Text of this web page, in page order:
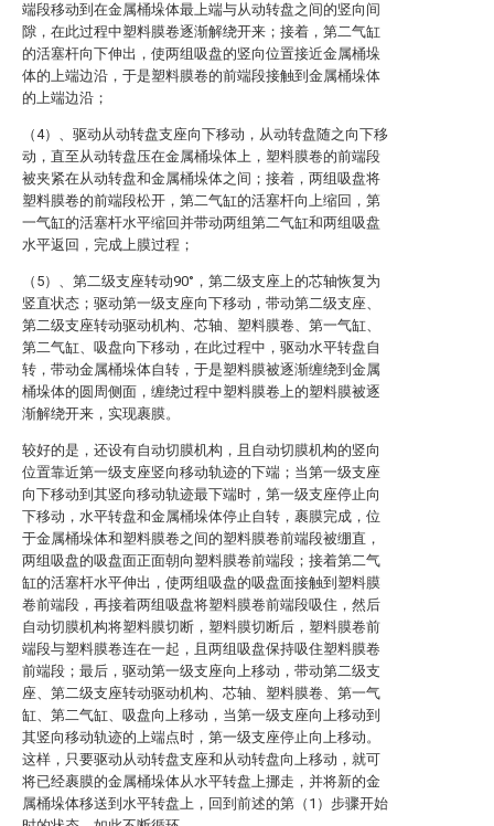
端段移动到在金属桶垛体最上端与从动转盘之间的竖向间
隙，在此过程中塑料膜卷逐渐解绕开来；接着，第二气缸
的活塞杆向下伸出，使两组吸盘的竖向位置接近金属桶垛
体的上端边沿，于是塑料膜卷的前端段接触到金属桶垛体
的上端边沿；
（4）、驱动从动转盘支座向下移动，从动转盘随之向下移
动，直至从动转盘压在金属桶垛体上，塑料膜卷的前端段
被夹紧在从动转盘和金属桶垛体之间；接着，两组吸盘将
塑料膜卷的前端段松开，第二气缸的活塞杆向上缩回，第
一气缸的活塞杆水平缩回并带动两组第二气缸和两组吸盘
水平返回，完成上膜过程；
（5）、第二级支座转动90°，第二级支座上的芯轴恢复为
竖直状态；驱动第一级支座向下移动，带动第二级支座、
第二级支座转动驱动机构、芯轴、塑料膜卷、第一气缸、
第二气缸、吸盘向下移动，在此过程中，驱动水平转盘自
转，带动金属桶垛体自转，于是塑料膜被逐渐缠绕到金属
桶垛体的圆周侧面，缠绕过程中塑料膜卷上的塑料膜被逐
渐解绕开来，实现裹膜。
较好的是，还设有自动切膜机构，且自动切膜机构的竖向
位置靠近第一级支座竖向移动轨迹的下端；当第一级支座
向下移动到其竖向移动轨迹最下端时，第一级支座停止向
下移动，水平转盘和金属桶垛体停止自转，裹膜完成，位
于金属桶垛体和塑料膜卷之间的塑料膜卷前端段被绷直，
两组吸盘的吸盘面正面朝向塑料膜卷前端段；接着第二气
缸的活塞杆水平伸出，使两组吸盘的吸盘面接触到塑料膜
卷前端段，再接着两组吸盘将塑料膜卷前端段吸住，然后
自动切膜机构将塑料膜切断，塑料膜切断后，塑料膜卷前
端段与塑料膜卷连在一起，且两组吸盘保持吸住塑料膜卷
前端段；最后，驱动第一级支座向上移动，带动第二级支
座、第二级支座转动驱动机构、芯轴、塑料膜卷、第一气
缸、第二气缸、吸盘向上移动，当第一级支座向上移动到
其竖向移动轨迹的上端点时，第一级支座停止向上移动。
这样，只要驱动从动转盘支座和从动转盘向上移动，就可
将已经裹膜的金属桶垛体从水平转盘上挪走，并将新的金
属桶垛体移送到水平转盘上，回到前述的第（1）步骤开始